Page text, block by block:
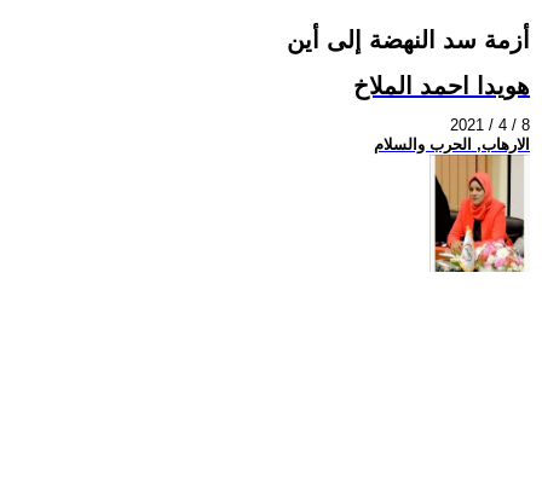
أزمة سد النهضة إلى أين
هويدا احمد الملاخ
2021 / 4 / 8
الارهاب, الحرب والسلام